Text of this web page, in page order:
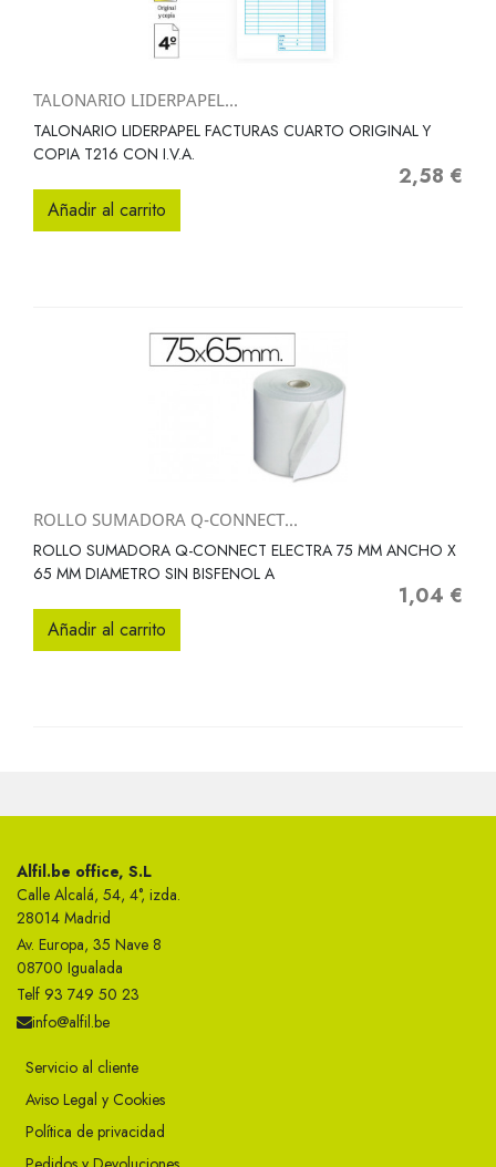
TALONARIO LIDERPAPEL...
TALONARIO LIDERPAPEL FACTURAS CUARTO ORIGINAL Y
COPIA T216 CON I.V.A.
Precio
2,58 €
Añadir al carrito
ROLLO SUMADORA Q-CONNECT...
ROLLO SUMADORA Q-CONNECT ELECTRA 75 MM ANCHO X
65 MM DIAMETRO SIN BISFENOL A
Precio
1,04 €
Añadir al carrito
Alfil.be office, S.L
Calle Alcalá, 54, 4°, izda.
28014 Madrid
Av. Europa, 35 Nave 8
08700 Igualada
Telf 93 749 50 23
info@alfil.be
Servicio al cliente
Aviso Legal y Cookies
Política de privacidad